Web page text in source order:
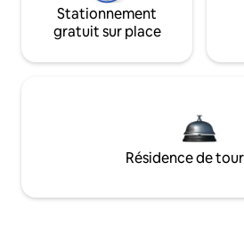
Stationnement
gratuit sur place
Résidence de